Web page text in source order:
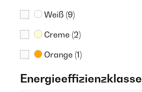
Weiß (9)
Creme (2)
Orange (1)
Energieeffizienzklasse